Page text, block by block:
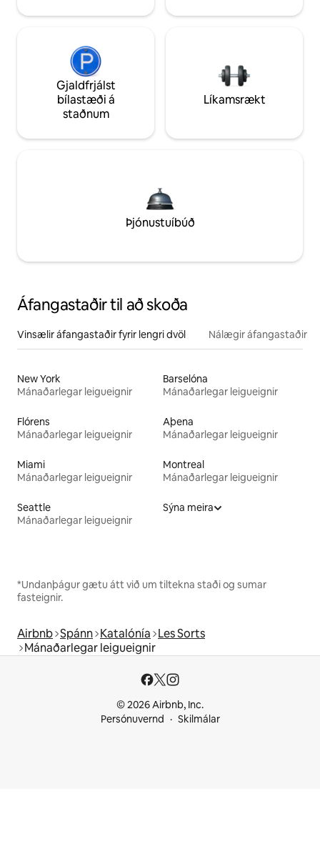
Gjaldfrjálst
bílastæði á
staðnum
Líkamsrækt
Þjónustuíbúð
Áfangastaðir til að skoða
Vinsælir áfangastaðir fyrir lengri dvöl Nálægir áfangastaðir
New York
Mánaðarlegar leigueignir
Barselóna
Mánaðarlegar leigueignir
Flórens
Mánaðarlegar leigueignir
Aþena
Mánaðarlegar leigueignir
Miami
Mánaðarlegar leigueignir
Montreal
Mánaðarlegar leigueignir
Seattle
Mánaðarlegar leigueignir
Sýna meira
*Undanþágur gætu átt við um tiltekna staði og sumar
fasteignir.
Airbnb Spánn Katalónía Les Sorts
Mánaðarlegar leigueignir
© 2026 Airbnb, Inc.
Persónuvernd
Skilmálar